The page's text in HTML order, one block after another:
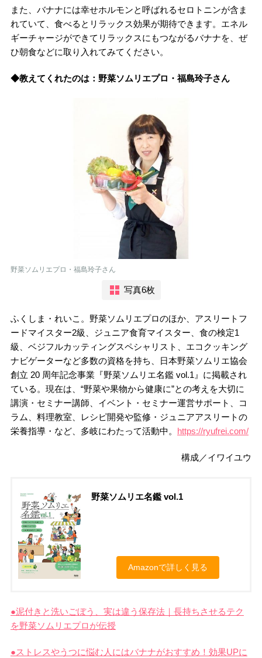
また、バナナには幸せホルモンと呼ばれるセロトニンが含ま
れていて、食べるとリラックス効果が期待できます。エネル
ギーチャージができてリラックスにもつながるバナナを、ぜ
ひ朝食などに取り入れてみてください。
◆教えてくれたのは：野菜ソムリエプロ・福島玲子さん
野菜ソムリエプロ・福島玲子さん
写真6枚
ふくしま・れいこ。野菜ソムリエプロのほか、アスリートフ
ードマイスター2級、ジュニア食育マイスター、食の検定1
級、ベジフルカッティングスペシャリスト、エコクッキング
ナビゲーターなど多数の資格を持ち、日本野菜ソムリエ協会
創立 20 周年記念事業『野菜ソムリエ名鑑 vol.1』に掲載され
ている。現在は、“野菜や果物から健康に”との考えを大切に
講演・セミナー講師、イベント・セミナー運営サポート、コ
ラム、料理教室、レシピ開発や監修・ジュニアアスリートの
栄養指導・など、多岐にわたって活動中。 https://ryufrei.com/
構成／イワイユウ
野菜ソムリエ名鑑 vol.1
Amazonで詳しく見る
●泥付きと洗いごぼう、実は違う保存法｜長持ちさせるテク
を野菜ソムリエプロが伝授
●ストレスやうつに悩む人にはバナナがおすすめ！効果UPに